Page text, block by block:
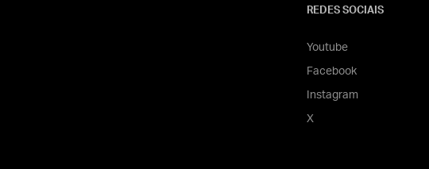
REDES SOCIAIS
Youtube
Facebook
Instagram
X